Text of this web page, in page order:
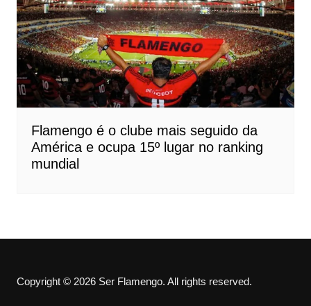
Flamengo é o clube mais seguido da
América e ocupa 15º lugar no ranking
mundial
Copyright © 2026 Ser Flamengo. All rights reserved.